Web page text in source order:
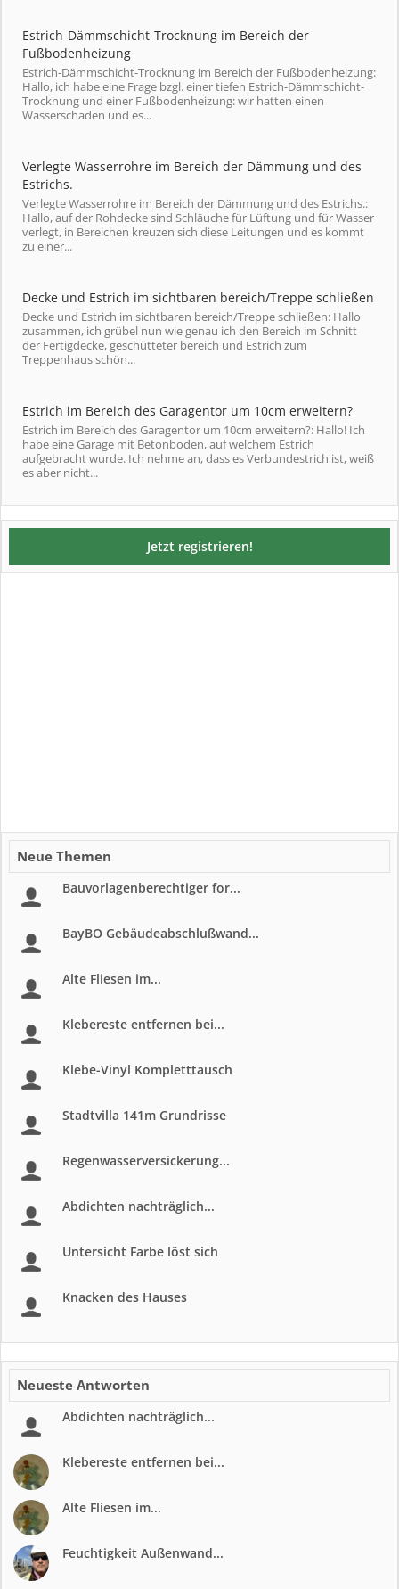
Estrich-Dämmschicht-Trocknung im Bereich der
Fußbodenheizung
Estrich-Dämmschicht-Trocknung im Bereich der Fußbodenheizung:
Hallo, ich habe eine Frage bzgl. einer tiefen Estrich-Dämmschicht-
Trocknung und einer Fußbodenheizung: wir hatten einen
Wasserschaden und es...
Verlegte Wasserrohre im Bereich der Dämmung und des
Estrichs.
Verlegte Wasserrohre im Bereich der Dämmung und des Estrichs.:
Hallo, auf der Rohdecke sind Schläuche für Lüftung und für Wasser
verlegt, in Bereichen kreuzen sich diese Leitungen und es kommt
zu einer...
Decke und Estrich im sichtbaren bereich/Treppe schließen
Decke und Estrich im sichtbaren bereich/Treppe schließen: Hallo
zusammen, ich grübel nun wie genau ich den Bereich im Schnitt
der Fertigdecke, geschütteter bereich und Estrich zum
Treppenhaus schön...
Estrich im Bereich des Garagentor um 10cm erweitern?
Estrich im Bereich des Garagentor um 10cm erweitern?: Hallo! Ich
habe eine Garage mit Betonboden, auf welchem Estrich
aufgebracht wurde. Ich nehme an, dass es Verbundestrich ist, weiß
es aber nicht...
Jetzt registrieren!
Neue Themen
Bauvorlagenberechtiger for...
BayBO Gebäudeabschlußwand...
Alte Fliesen im...
Klebereste entfernen bei...
Klebe-Vinyl Kompletttausch
Stadtvilla 141m Grundrisse
Regenwasserversickerung...
Abdichten nachträglich...
Untersicht Farbe löst sich
Knacken des Hauses
Neueste Antworten
Abdichten nachträglich...
Klebereste entfernen bei...
Alte Fliesen im...
Feuchtigkeit Außenwand...